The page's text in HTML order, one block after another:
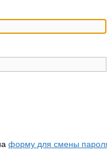
форму для смены